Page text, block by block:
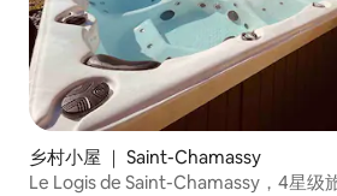
乡村小屋 ｜ Saint-Chamassy
Le Logis de Saint-Chamassy，4星级